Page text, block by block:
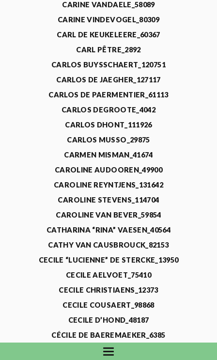
CARINE VANDAELE_58089
CARINE VINDEVOGEL_80309
CARL DE KEUKELEERE_60367
CARL PÊTRE_2892
CARLOS BUYSSCHAERT_120751
CARLOS DE JAEGHER_127117
CARLOS DE PAERMENTIER_61113
CARLOS DEGROOTE_4042
CARLOS DHONT_111926
CARLOS MUSSO_29875
CARMEN MISMAN_41674
CAROLINE AUDOOREN_49900
CAROLINE REYNTJENS_131642
CAROLINE STEVENS_114704
CAROLINE VAN BEVER_59854
CATHARINA “RINA” VAESEN_40564
CATHY VAN CAUSBROUCK_82153
CECILE “LUCIENNE” DE STERCKE_13950
CECILE AELVOET_75410
CECILE CHRISTIAENS_12373
CECILE COUSAERT_98868
CECILE D’HOND_48187
CÉCILE DE BAEREMAEKER_6385
CECILE DE WAELE_4731